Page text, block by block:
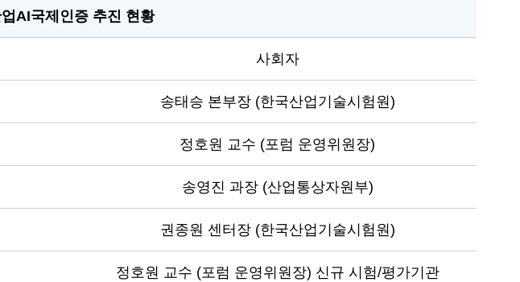
AI국제인증 추진 현황
사회자
송태승 본부장 (한국산업기술시험원)
정호원 교수 (포럼 운영위원장)
송영진 과장 (산업통상자원부)
권종원 센터장 (한국산업기술시험원)
정호원 교수 (포럼 운영위원장) 신규 시험/평가기관